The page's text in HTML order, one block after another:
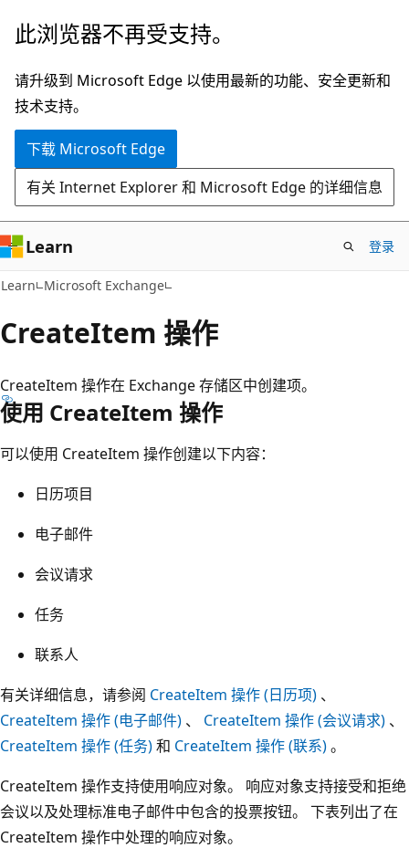
跳
主
要
内
此浏览器不再受支持。
请升级到 Microsoft Edge 以使用最新的功能、安全更新和
技术支持。
下载 Microsoft Edge
有关 Internet Explorer 和 Microsoft Edge 的详细信息
Learn 登录
Learn Microsoft Exchange
CreateItem 操作
CreateItem 操作在 Exchange 存储区中创建项。
使用 CreateItem 操作
可以使用 CreateItem 操作创建以下内容：
日历项目
电子邮件
会议请求
任务
联系人
有关详细信息，请参阅 CreateItem 操作 (日历项) 、
CreateItem 操作 (电子邮件) 、 CreateItem 操作 (会议请求) 、
CreateItem 操作 (任务)和 CreateItem 操作 (联系)。
CreateItem 操作支持使用响应对象。 响应对象支持接受和拒绝
会议以及处理标准电子邮件中包含的投票按钮。 下表列出了在
CreateItem 操作中处理的响应对象。